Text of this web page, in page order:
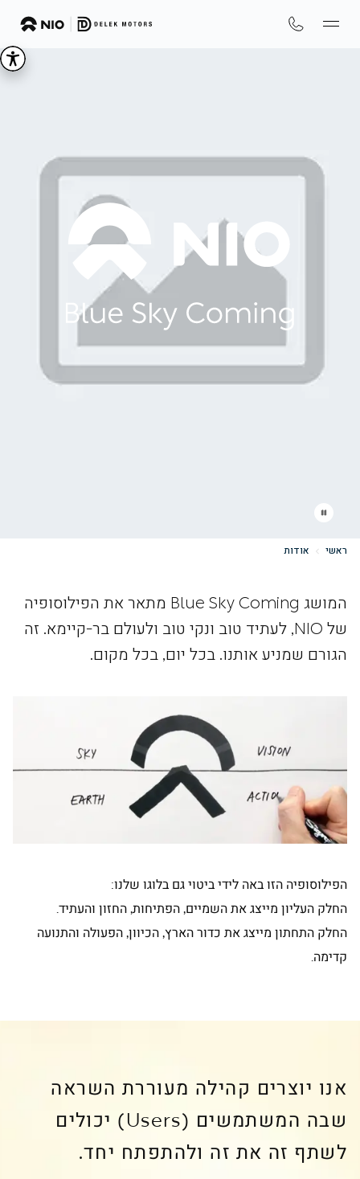
are
ראשי אודות
המושג Blue Sky Coming מתאר את הפילוסופיה
של NIO, לעתיד טוב ונקי טוב ולעולם בר-קיימא. זה
הגורם שמניע אותנו. בכל יום, בכל מקום.
הפילוסופיה הזו באה לידי ביטוי גם בלוגו שלנו:
החלק העליון מייצג את השמיים, הפתיחות, החזון והעתיד.
החלק התחתון מייצג את כדור הארץ, הכיוון, הפעולה והתנועה
קדימה.
אנו יוצרים קהילה מעוררת השראה
שבה המשתמשים (Users) יכולים
לשתף זה את זה ולהתפתח יחד.